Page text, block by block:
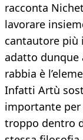
racconta
lavorare
cantautore più
adatto dunque
rabbia è
Infatti Artù
importante
troppo dentro